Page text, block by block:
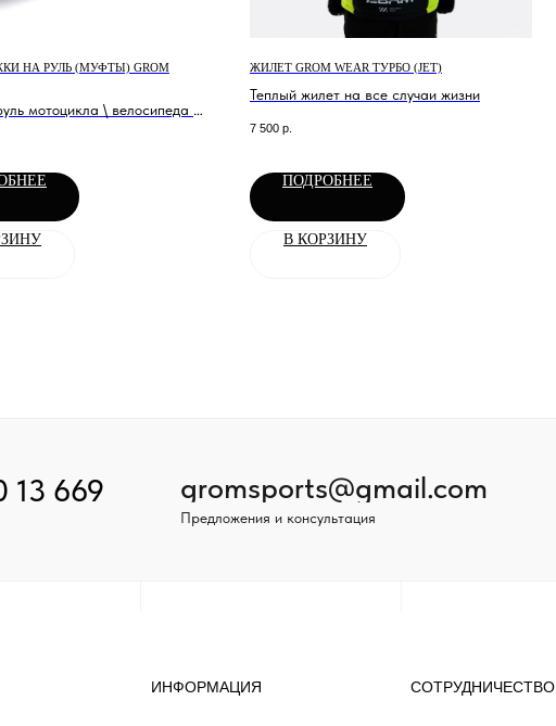
НА РУЛЬ (МУФТЫ) GROM
мотоцикла \ велосипеда \
ЖИЛЕТ GROM WEAR ТУРБО (JET)
Теплый жилет на все случаи жизни
7 500 р.
ПОДРОБНЕЕ
В КОРЗИНУ
gromsports@gmail.com
Предложения и консультация
13 669
ИНФОРМАЦИЯ СОТРУДНИЧЕСТВО